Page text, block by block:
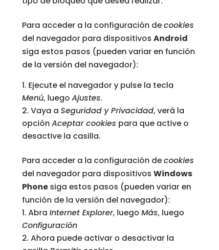
Para acceder a la configuración decookies
del navegador para dispositivos Android
siga estos pasos (pueden variar en función
de la versión del navegador):
Ejecute el navegador y pulse la tecla
Menú, luego Ajustes.
Vaya a Seguridad y Privacidad, verá la
opción Aceptar cookies para que active o
desactive la casilla.
Para acceder a la configuración decookies
del navegador para dispositivos Windows
Phonesiga estos pasos (pueden variar en
función de la versión del navegador):
Abra Internet Explorer, luego Más, luego
Configuración
Ahora puede activar o desactivar la